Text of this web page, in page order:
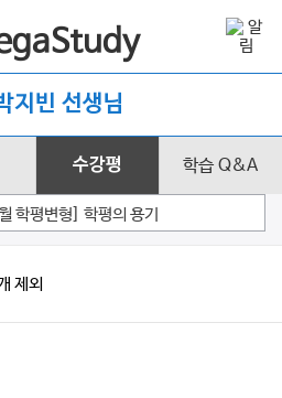
지빈 선생님
수강평 학습 Q&A
학평변형] 학평의 용기
제외